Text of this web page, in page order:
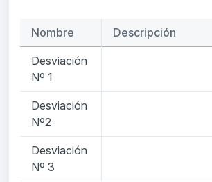
Nombre Descripción
Desviación
Nº 1
Desviación
Nº2
Desviación
Nº 3